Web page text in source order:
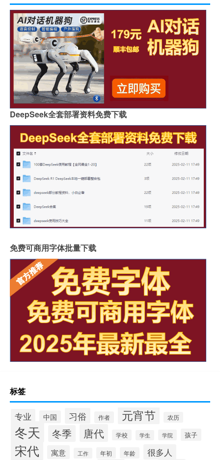
DeepSeek全套部署资料免费下载
免费可商用字体批量下载
标签
专业 中国 习俗 作者 元宵节 农历
冬天 冬季 唐代 学校 学生 学院 孩子
宋代 寓意 工作 年初 年龄 很多人